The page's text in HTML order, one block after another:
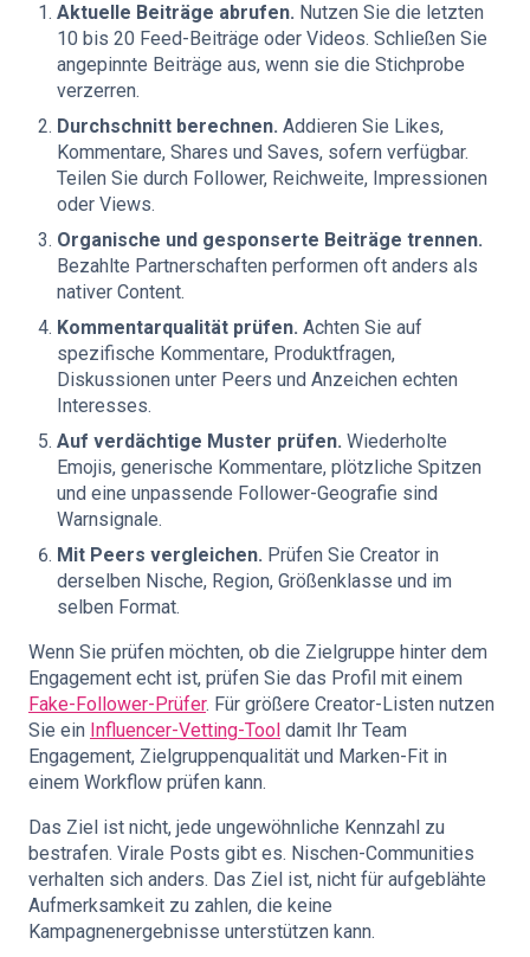
Aktuelle Beiträge abrufen. Nutzen Sie die letzten
10 bis 20 Feed-Beiträge oder Videos. Schließen Sie
angepinnte Beiträge aus, wenn sie die Stichprobe
verzerren.
Durchschnitt berechnen. Addieren Sie Likes,
Kommentare, Shares und Saves, sofern verfügbar.
Teilen Sie durch Follower, Reichweite, Impressionen
oder Views.
Organische und gesponserte Beiträge trennen.
Bezahlte Partnerschaften performen oft anders als
nativer Content.
Kommentarqualität prüfen. Achten Sie auf
spezifische Kommentare, Produktfragen,
Diskussionen unter Peers und Anzeichen echten
Interesses.
Auf verdächtige Muster prüfen. Wiederholte
Emojis, generische Kommentare, plötzliche Spitzen
und eine unpassende Follower-Geografie sind
Warnsignale.
Mit Peers vergleichen. Prüfen Sie Creator in
derselben Nische, Region, Größenklasse und im
selben Format.
Wenn Sie prüfen möchten, ob die Zielgruppe hinter dem
Engagement echt ist, prüfen Sie das Profil mit einem
Fake-Follower-Prüfer. Für größere Creator-Listen nutzen
Sie ein Influencer-Vetting-Tool damit Ihr Team
Engagement, Zielgruppenqualität und Marken-Fit in
einem Workflow prüfen kann.
Das Ziel ist nicht, jede ungewöhnliche Kennzahl zu
bestrafen. Virale Posts gibt es. Nischen-Communities
verhalten sich anders. Das Ziel ist, nicht für aufgeblähte
Aufmerksamkeit zu zahlen, die keine
Kampagnenergebnisse unterstützen kann.